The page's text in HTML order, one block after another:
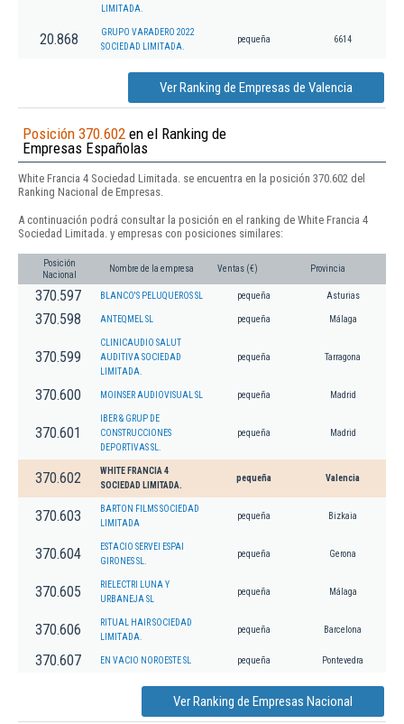
LIMITADA.
20.868
GRUPO VARADERO 2022
SOCIEDAD LIMITADA.
pequeña 6614
Ver Ranking de Empresas de Valencia
Posición 370.602 en el Ranking de
Empresas Españolas
White Francia 4 Sociedad Limitada. se encuentra en la posición 370.602 del
Ranking Nacional de Empresas.
A continuación podrá consultar la posición en el ranking de White Francia 4
Sociedad Limitada. y empresas con posiciones similares:
Posición
Nacional
Nombre de la empresa Ventas (€) Provincia
370.597 BLANCO'S PELUQUEROS SL pequeña Asturias
370.598 ANTEQMEL SL pequeña Málaga
370.599
CLINICAUDIO SALUT
AUDITIVA SOCIEDAD
LIMITADA.
pequeña Tarragona
370.600 MOINSER AUDIOVISUAL SL pequeña Madrid
370.601
IBER & GRUP DE
CONSTRUCCIONES
DEPORTIVAS SL.
pequeña Madrid
370.602
WHITE FRANCIA 4
SOCIEDAD LIMITADA.
pequeña Valencia
370.603
BARTON FILMS SOCIEDAD
LIMITADA
pequeña Bizkaia
370.604
ESTACIO SERVEI ESPAI
GIRONES SL.
pequeña Gerona
370.605
RIELECTRI LUNA Y
URBANEJA SL
pequeña Málaga
370.606
RITUAL HAIR SOCIEDAD
LIMITADA.
pequeña Barcelona
370.607 EN VACIO NOROESTE SL pequeña Pontevedra
Ver Ranking de Empresas Nacional